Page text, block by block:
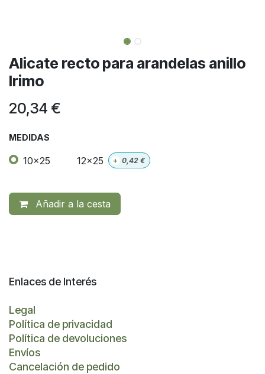
Alicate recto para arandelas anillo
Irimo
20,34 €
MEDIDAS
10x25 12x25 + 0,42 €
Añadir a la cesta
Enlaces de Interés
Legal
Política de privacidad
Política de devoluciones
Envíos
Cancelación de pedido